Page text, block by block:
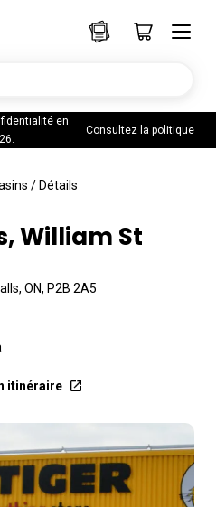
en
Consultez la politique
/ Détails
William St
ON, P2B 2A5
itinéraire